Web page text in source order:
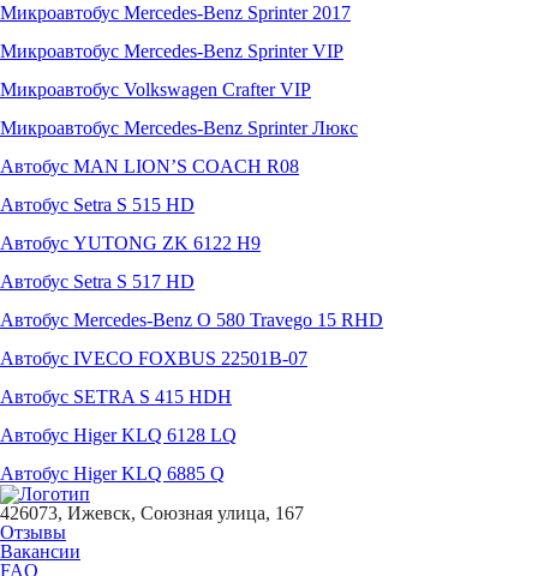
Микроавтобус Mercedes-Benz Sprinter 2017
Микроавтобус Mercedes-Benz Sprinter VIP
Микроавтобус Volkswagen Crafter VIP
Микроавтобус Mercedes-Benz Sprinter Люкс
Автобус MAN LION’S COACH R08
Автобус Setra S 515 HD
Автобус YUTONG ZK 6122 H9
Автобус Setra S 517 HD
Автобус Mercedes-Benz O 580 Travego 15 RHD
Автобус IVECO FOXBUS 22501В-07
Автобус SETRA S 415 HDH
Автобус Higer KLQ 6128 LQ
Автобус Higer KLQ 6885 Q
426073, Ижевск, Союзная улица, 167
Отзывы
Вакансии
FAQ